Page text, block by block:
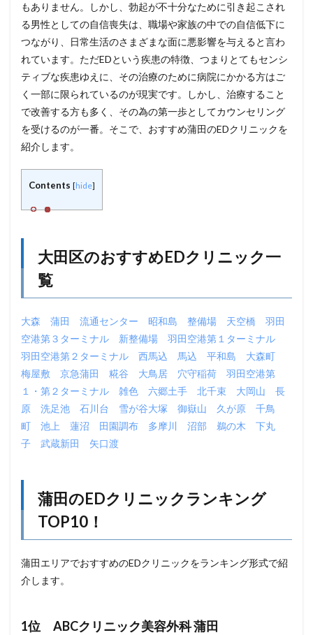
もありません。しかし、勃起が不十分なために引き起こされ
る男性としての自信喪失は、職場や家族の中での自信低下に
つながり、日常生活のさまざまな面に悪影響を与えると言わ
れています。ただEDという疾患の特徴、つまりとてもセンシ
ティブな疾患ゆえに、その治療のために病院にかかる方はご
く一部に限られているのが現実です。しかし、治療すること
で改善する方も多く、その為の第一歩としてカウンセリング
を受けるのが一番。そこで、おすすめ蒲田のEDクリニックを
紹介します。
Contents [hide]
大田区のおすすめEDクリニック一
覧
大森 蒲田 流通センター 昭和島 整備場 天空橋
羽田
空港第３ターミナル
新整備場
羽田空港第１ターミナル
羽田空港第２ターミナル
西馬込 馬込 平和島
大森町
梅屋敷
京急蒲田 糀谷 大鳥居 穴守稲荷
羽田空港第
１・第２ターミナル
雑色 六郷土手 北千束 大岡山
長
原
洗足池 石川台 雪が谷大塚 御嶽山 久が原
千鳥
町
池上 蓮沼 田園調布 多摩川 沼部 鵜の木
下丸
子
武蔵新田 矢口渡
蒲田のEDクリニックランキング
TOP10！
蒲田エリアでおすすめのEDクリニックをランキング形式で紹
介します。
1位 ABCクリニック美容外科 蒲田